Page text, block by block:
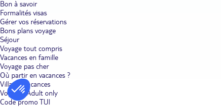
Bon à savoir
Formalités visas
Gérer vos réservations
Bons plans voyage
Séjour
Voyage tout compris
Vacances en famille
Voyage pas cher
Où partir en vacances ?
Villages vacances
Voyages Adult only
Code promo TUI